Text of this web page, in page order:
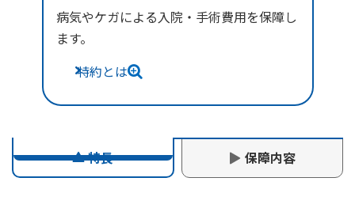
病気やケガによる入院・手術費用を保障し
ます。
特約とは
特長 保障内容